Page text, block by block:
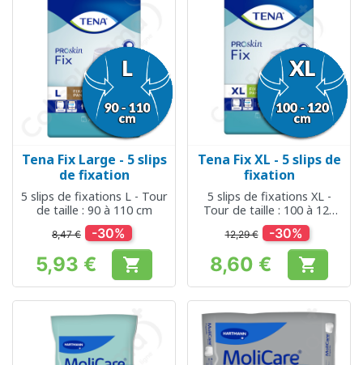
Tena Fix Large - 5 slips
de fixation
5 slips de fixations L - Tour
de taille : 90 à 110 cm
8,47 € -30%
Prix
5,93 € 
Tena Fix XL - 5 slips de
fixation
5 slips de fixations XL -
Tour de taille : 100 à 120
cm
12,29 € -30%
Prix
8,60 € 